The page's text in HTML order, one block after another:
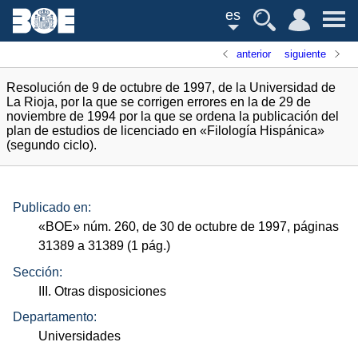
es
anterior siguiente
Resolución de 9 de octubre de 1997, de la Universidad de
La Rioja, por la que se corrigen errores en la de 29 de
noviembre de 1994 por la que se ordena la publicación del
plan de estudios de licenciado en «Filología Hispánica»
(segundo ciclo).
Publicado en:
«BOE» núm. 260, de 30 de octubre de 1997, páginas
31389 a 31389 (1 pág.)
Sección:
III. Otras disposiciones
Departamento:
Universidades